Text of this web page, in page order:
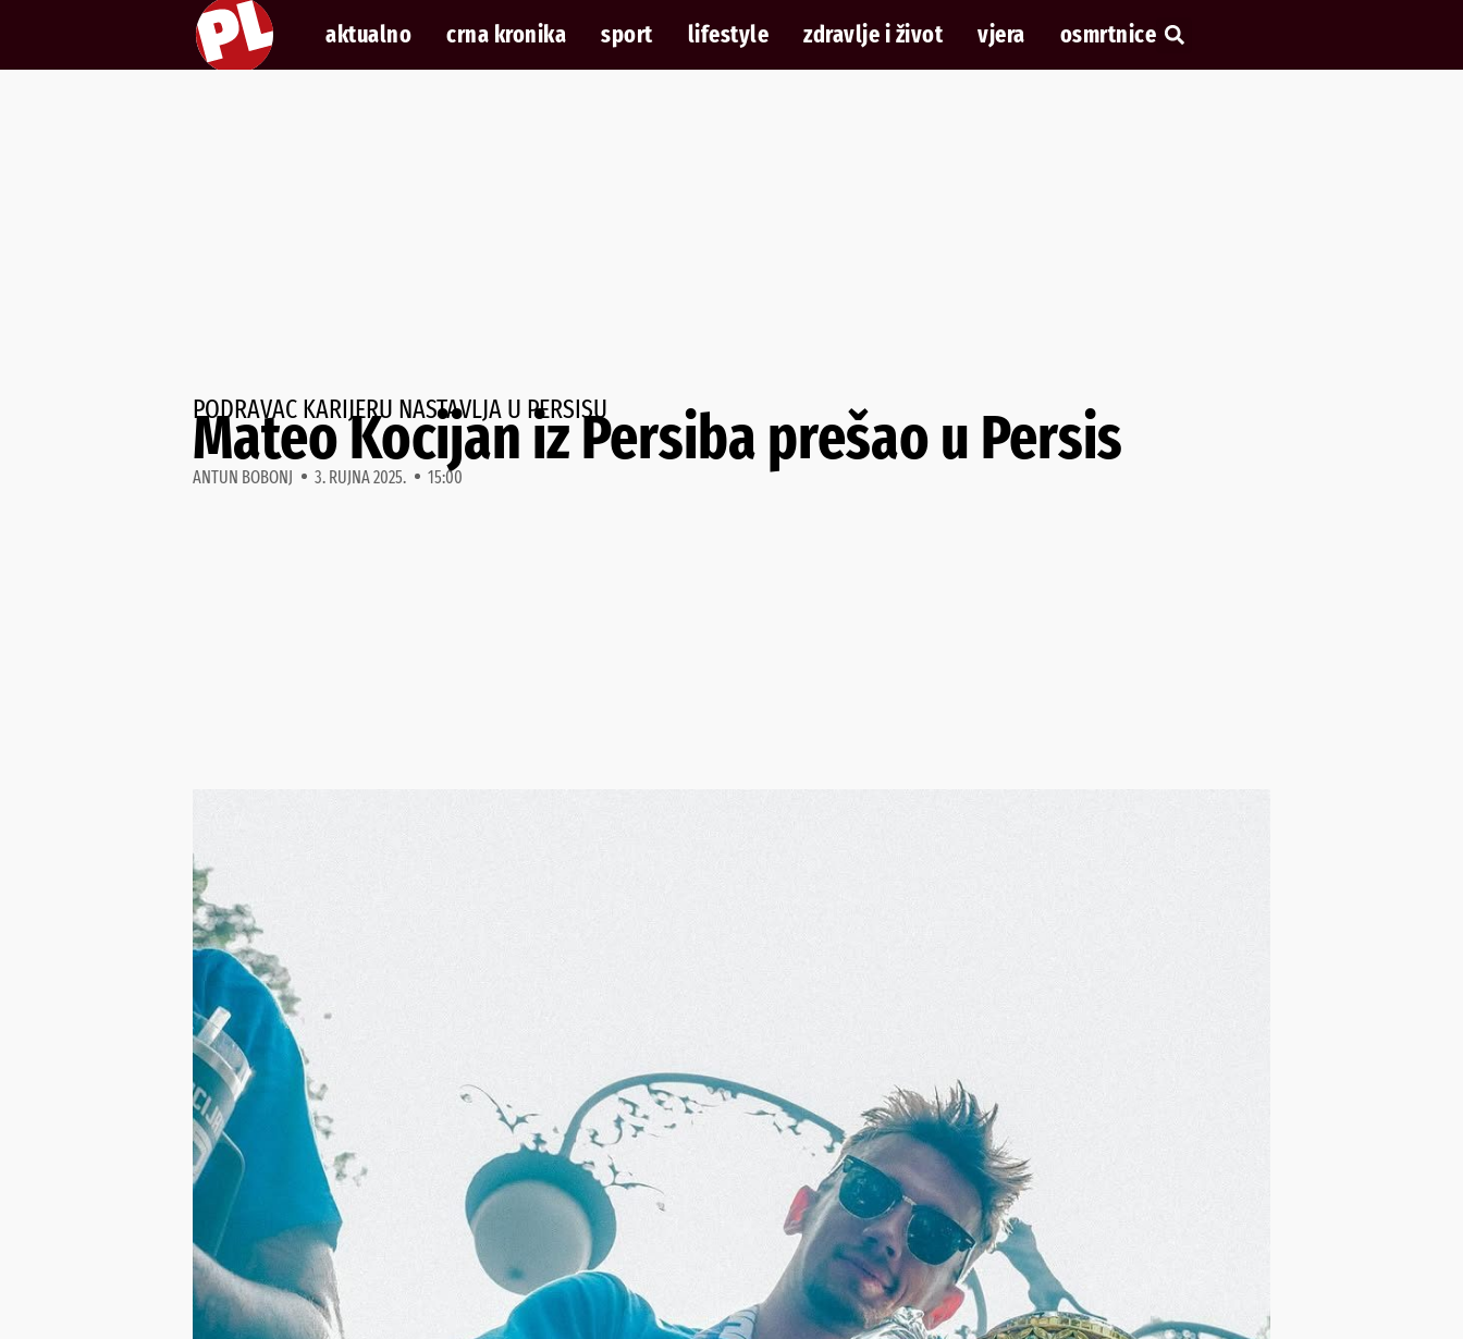
aktualno crna kronika sport lifestyle zdravlje i život vjera osmrtnice
PODRAVAC KARIJERU NASTAVLJA U PERSISU
Mateo Kocijan iz Persiba prešao u Persis
ANTUN BOBONJ 3. RUJNA 2025. 15:00